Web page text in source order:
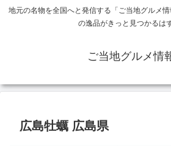
地元の名物を全国へと発信する「ご当地グルメ
の逸品がきっと見つかるは
ご当地グルメ情
広島牡蠣 広島県